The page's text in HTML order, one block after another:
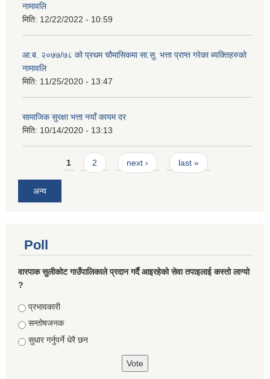
नामावलि
मिति: 12/22/2022 - 10:59
आ.ब. २०७७/७८ को प्रथम चौमासिकमा सा.सु. भत्ता प्राप्त गरेका ब्यक्तिहरुको
नामावलि
मिति: 11/25/2020 - 13:47
सामाजिक सुरक्षा भत्ता नयाँ कायम दर
मिति: 10/14/2020 - 13:13
Pages1 2 next › last »
अन्य
Poll
वारपाक सुलीकोट गाउँपालिकाले प्रदान गर्दै आइरहेको सेवा तपाइलाई कस्तो लाग्यो
?
Choices
प्रभावकारी
सन्तोषजनक
सुधार गर्नुपर्ने धेरै छन